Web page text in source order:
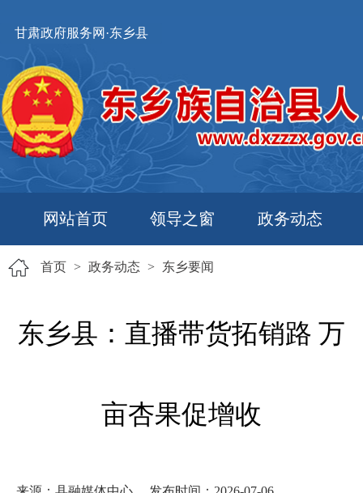
甘肃政府服务网·东乡县
网站首页 领导之窗 政务动态
首页 > 政务动态 > 东乡要闻
东乡县：直播带货拓销路 万
亩杏果促增收